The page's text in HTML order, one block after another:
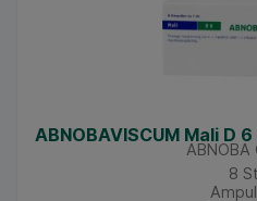
ABNOBAVISCUM Mali D
ABNOBA
8 St